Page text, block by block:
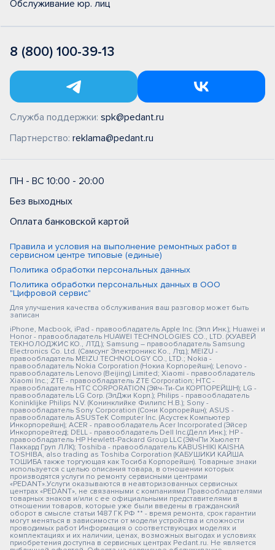
Обслуживание юр. лиц
8 (800) 100-39-13
Служба поддержки: spk@pedant.ru
Партнерство: reklama@pedant.ru
ПН - ВС 10:00 - 20:00
Без выходных
Оплата банковской картой
Правила и условия на выполнение ремонтных работ в
сервисном центре типовые (единые)
Политика обработки персональных данных
Политика обработки персональных данных в ООО
"Цифровой сервис"
Для улучшения качества обслуживания ваш разговор может быть
записан
iPhone, Macbook, iPad - правообладатель Apple Inc. (Эпл Инк.); Huawei и
Honor - правообладатель HUAWEI TECHNOLOGIES CO., LTD. (ХУАВЕЙ
ТЕКНОЛОДЖИС КО., ЛТД.); Samsung – правообладатель Samsung
Electronics Co. Ltd. (Самсунг Электроникс Ко., Лтд.); MEIZU -
правообладатель MEIZU TECHNOLOGY CO., LTD.; Nokia -
правообладатель Nokia Corporation (Нокиа Корпорейшн); Lenovo -
правообладатель Lenovo (Beijing) Limited; Xiaomi - правообладатель
Xiaomi Inc.; ZTE - правообладатель ZTE Corporation; HTC -
правообладатель HTC CORPORATION (Эйч-Ти-Си КОРПОРЕЙШН); LG -
правообладатель LG Corp. (ЭлДжи Корп.); Philips - правообладатель
Koninklijke Philips N.V. (Конинклийке Филипс Н.В.); Sony -
правообладатель Sony Corporation (Сони Корпорейшн); ASUS -
правообладатель ASUSTeK Computer Inc. (Асустек Компьютер
Инкорпорейшн); ACER - правообладатель Acer Incorporated (Эйсер
Инкорпорейтед); DELL - правообладатель Dell Inc.(Делл Инк.); HP -
правообладатель HP Hewlett-Packard Group LLC (ЭйчПи Хьюлетт
Паккард Груп ЛЛК); Toshiba - правообладатель KABUSHIKI KAISHA
TOSHIBA, also trading as Toshiba Corporation (КАБУШИКИ КАЙША
ТОШИБА также торгующая как Тосиба Корпорейшн). Товарные знаки
используется с целью описания товара, в отношении которых
производятся услуги по ремонту сервисными центрами
«PEDANT».Услуги оказываются в неавторизованных сервисных
центрах «PEDANT», не связанными с компаниями Правообладателями
товарных знаков и/или с ее официальными представителями в
отношении товаров, которые уже были введены в гражданский
оборот в смысле статьи 1487 ГК РФ ** - время ремонта, срок гарантии
могут меняться в зависимости от модели устройства и сложности
проводимых работ Информация о соответствующих моделях и
комплектациях и их наличии, ценах, возможных выгодах и условиях
приобретения доступна в сервисных центрах Pedant.ru. Не является